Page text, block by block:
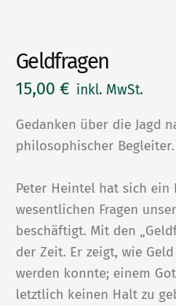
Geldfragen
15,00 € inkl. MwSt.
Gedanken über die Jagd
philosophischer Begleiter.
Peter Heintel hat sich ein
wesentlichen Fragen
beschäftigt. Mit den
der Zeit. Er zeigt, wie
werden konnte; einem
letztlich keinen Halt zu